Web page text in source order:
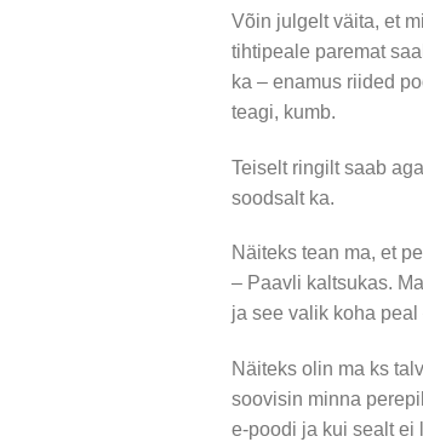
Võin julgelt väita, et
tihtipeale paremat
ka – enamus riided
teagi, kumb.
Teiselt ringilt saab
soodsalt ka.
Näiteks tean ma, et
– Paavli kaltsukas.
ja see valik koha
Näiteks olin ma ks
soovisin minna
e-poodi ja kui sealt ei